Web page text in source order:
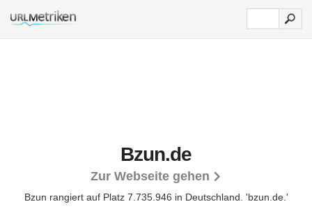
Bzun.de
Zur Webseite gehen
Bzun rangiert auf Platz 7.735.946 in Deutschland. 'bzun.de.'